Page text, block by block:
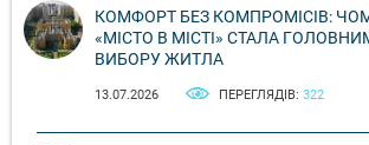
КОМФОРТ БЕЗ КОМПРОМІСІВ:
«МІСТО В МІСТІ» СТАЛА
ВИБОРУ ЖИТЛА
13.07.2026 ПЕРЕГЛЯДІВ: 322